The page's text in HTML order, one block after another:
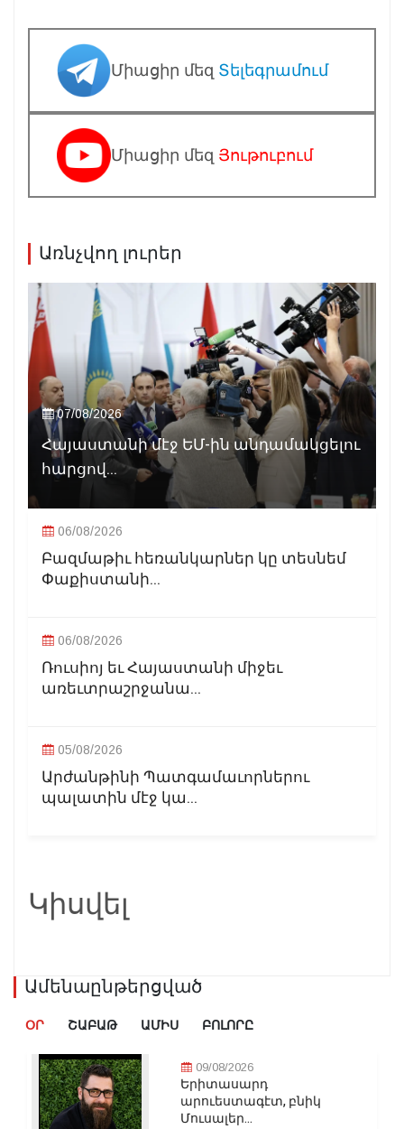
Միացիր մեզ Տելեգրամում
Միացիր մեզ Յութուբում
Առնչվող լուրեր
07/08/2026
Հայաստանի մէջ ԵՄ-ին անդամակցելու
հարցով...
06/08/2026
Բազմաթիւ հեռանկարներ կը տեսնեմ
Փաքիստանի...
06/08/2026
Ռուսիոյ եւ Հայաստանի միջեւ
առեւտրաշրջանա...
05/08/2026
Արժանթինի Պատգամաւորներու
պալատին մէջ կա...
Կիսվել
Ամենաընթերցված
ՕՐ ՇԱԲԱԹ ԱՄԻՍ ԲՈԼՈՐԸ
09/08/2026
Երիտասարդ
արուեստագէտ, բնիկ
Մուսալեր...